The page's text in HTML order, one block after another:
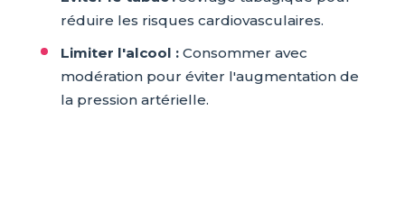
réduire les risques cardiovasculaires.
Limiter l'alcool :Consommer avec
modération pour éviter l'augmentation de
la pression artérielle.